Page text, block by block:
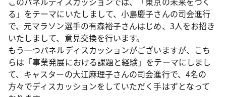
る」をテーマにいたしまして、小島慶子さんの司会進行
で、元マラソン選手の有森裕子さんはじめ、3人をお招き
いたしまして、意見交換を行います。
もう一つパネルディスカッションがございますが、こち
らは「事業発展における課題と経験」をテーマにしまし
て、キャスターの大江麻理子さんの司会進行で、4名の
方々でディスカッションをしていただく手はずとなって